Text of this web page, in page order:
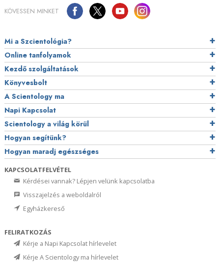
KÖVESSEN MINKET
Mi a Szcientológia?
Online tanfolyamok
Kezdő szolgáltatások
Könyvesbolt
A Scientology ma
Napi Kapcsolat
Scientology a világ körül
Hogyan segítünk?
Hogyan maradj egészséges
KAPCSOLATFELVÉTEL
Kérdései vannak? Lépjen velünk kapcsolatba
Visszajelzés a weboldalról
Egyházkereső
FELIRATKOZÁS
Kérje a Napi Kapcsolat hírlevelet
Kérje A Scientology ma hírlevelet